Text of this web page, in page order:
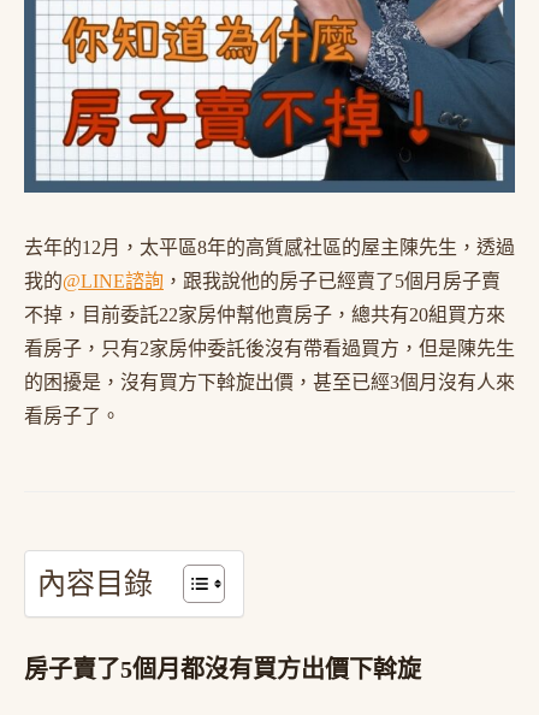
去年的12月，太平區8年的高質感社區的屋主陳先生，透過
我的@LINE諮詢 ，跟我說他的房子已經賣了5個月房子賣
不掉，目前委託22家房仲幫他賣房子，總共有20組買方來
看房子，只有2家房仲委託後沒有帶看過買方，但是陳先生
的困擾是，沒有買方下斡旋出價，甚至已經3個月沒有人來
看房子了。
內容目錄
房子賣了5個月都沒有買方出價下斡旋